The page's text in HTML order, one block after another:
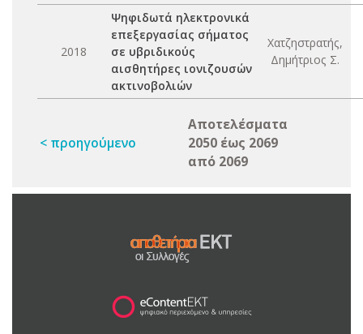
2018
Ψηφιδωτά ηλεκτρονικά
επεξεργασίας σήματος
σε υβριδικούς
αισθητήρες ιονιζουσών
ακτινοβολιών
Χατζηστρατής,
Δημήτριος Σ.
< προηγούμενο
Αποτελέσματα
2050 έως 2069
από 2069